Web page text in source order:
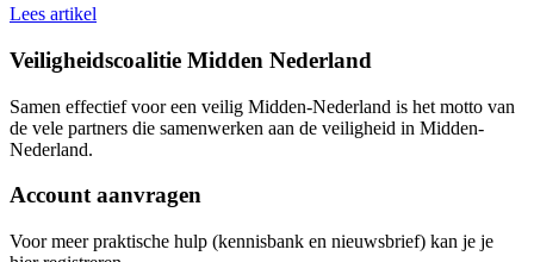
Lees artikel
Veiligheidscoalitie Midden Nederland
Samen effectief voor een veilig Midden-Nederland is het motto van
de vele partners die samenwerken aan de veiligheid in Midden-
Nederland.
Account aanvragen
Voor meer praktische hulp (kennisbank en nieuwsbrief) kan je je